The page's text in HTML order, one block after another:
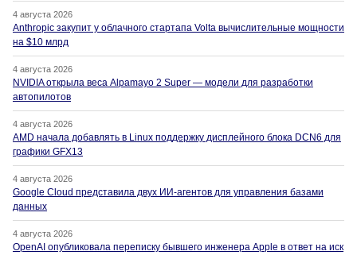
4 августа 2026
Anthropic закупит у облачного стартапа Volta вычислительные мощности
на $10 млрд
4 августа 2026
NVIDIA открыла веса Alpamayo 2 Super — модели для разработки
автопилотов
4 августа 2026
AMD начала добавлять в Linux поддержку дисплейного блока DCN6 для
графики GFX13
4 августа 2026
Google Cloud представила двух ИИ-агентов для управления базами
данных
4 августа 2026
OpenAI опубликовала переписку бывшего инженера Apple в ответ на иск